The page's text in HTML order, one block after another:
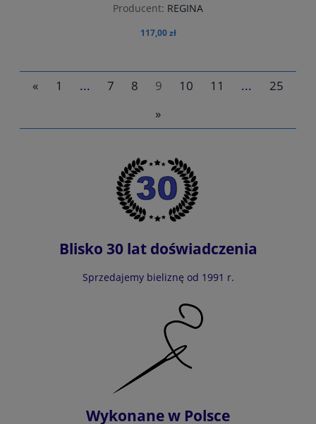
Producent: REGINA
117,00 zł
do koszyka
« 1 ... 7 8 9 10 11 ...
25
»
Blisko 30 lat doświadczenia
Sprzedajemy bieliznę od 1991 r.
Wykonane w Polsce